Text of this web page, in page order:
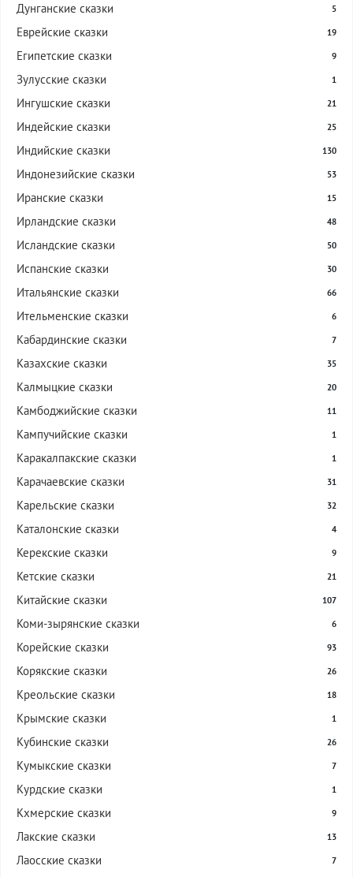
Дунганские сказки 5
Еврейские сказки 19
Египетские сказки 9
Зулусские сказки 1
Ингушские сказки 21
Индейские сказки 25
Индийские сказки 130
Индонезийские сказки 53
Иранские сказки 15
Ирландские сказки 48
Исландские сказки 50
Испанские сказки 30
Итальянские сказки 66
Ительменские сказки 6
Кабардинские сказки 7
Казахские сказки 35
Калмыцкие сказки 20
Камбоджийские сказки 11
Кампучийские сказки 1
Каракалпакские сказки 1
Карачаевские сказки 31
Карельские сказки 32
Каталонские сказки 4
Керекские сказки 9
Кетские сказки 21
Китайские сказки 107
Коми-зырянские сказки 6
Корейские сказки 93
Корякские сказки 26
Креольские сказки 18
Крымские сказки 1
Кубинские сказки 26
Кумыкские сказки 7
Курдские сказки 1
Кхмерские сказки 9
Лакские сказки 13
Лаосские сказки 7